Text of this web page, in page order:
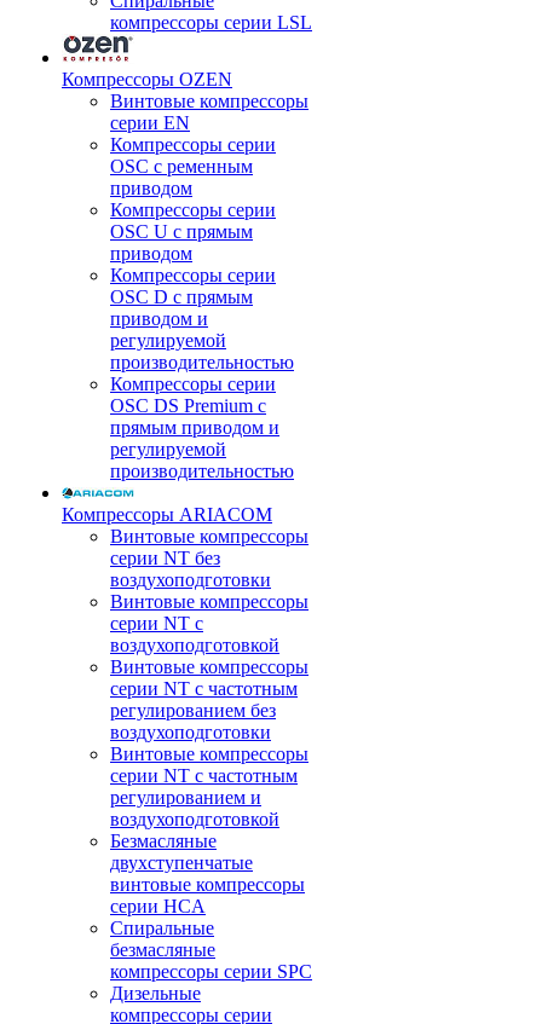
компрессоры серии LSL
Компрессоры OZEN
Винтовые компрессоры
серии EN
Компрессоры серии
OSC с ременным
приводом
Компрессоры серии
OSC U с прямым
приводом
Компрессоры серии
OSC D с прямым
приводом и
регулируемой
производительностью
Компрессоры серии
OSC DS Premium с
прямым приводом и
регулируемой
производительностью
Компрессоры ARIACOM
Винтовые компрессоры
серии NT без
воздухоподготовки
Винтовые компрессоры
серии NT c
воздухоподготовкой
Винтовые компрессоры
серии NT с частотным
регулированием без
воздухоподготовки
Винтовые компрессоры
серии NT с частотным
регулированием и
воздухоподготовкой
Безмасляные
двухступенчатые
винтовые компрессоры
серии HCA
Спиральные
безмасляные
компрессоры серии SPC
Дизельные
компрессоры серии